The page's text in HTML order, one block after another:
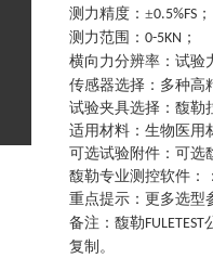
测力精度 ： ±0.5%FS ；
测力范围 ： 0-5KN ；
横向力分辨率 ： 试验
传感器选择 ： 多种高
试验夹具选择 ： 馥勒
适用材料 ： 生物医用
可选试验附件 ： 可选
馥勒专业测控软件 ：
重点提示 ： 更多选型
备注：馥勒FULETEST
复制。